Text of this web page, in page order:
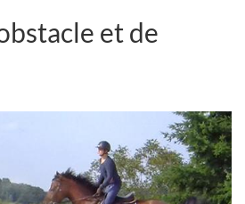
et de